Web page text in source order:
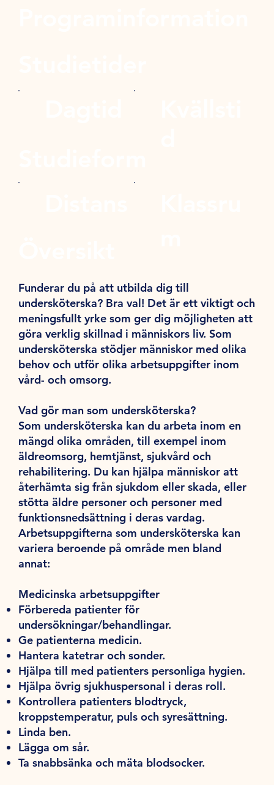
Funderar du på att utbilda dig till
undersköterska? Bra val! Det är ett viktigt och
meningsfullt yrke som ger dig möjligheten att
göra verklig skillnad i människors liv. Som
undersköterska stödjer människor med olika
behov och utför olika arbetsuppgifter inom
vård- och omsorg.
Vad gör man som undersköterska?
Som undersköterska kan du arbeta inom en
mängd olika områden, till exempel inom
äldreomsorg, hemtjänst, sjukvård och
rehabilitering. Du kan hjälpa människor att
återhämta sig från sjukdom eller skada, eller
stötta äldre personer och personer med
funktionsnedsättning i deras vardag.
Arbetsuppgifterna som undersköterska kan
variera beroende på område men bland
annat:
Medicinska arbetsuppgifter
Förbereda patienter för
undersökningar/behandlingar.
Ge patienterna medicin.
Hantera katetrar och sonder.
Hjälpa till med patienters personliga hygien.
Hjälpa övrig sjukhuspersonal i deras roll.
Kontrollera patienters blodtryck,
kroppstemperatur, puls och syresättning.
Linda ben.
Lägga om sår.
Ta snabbsänka och mäta blodsocker.